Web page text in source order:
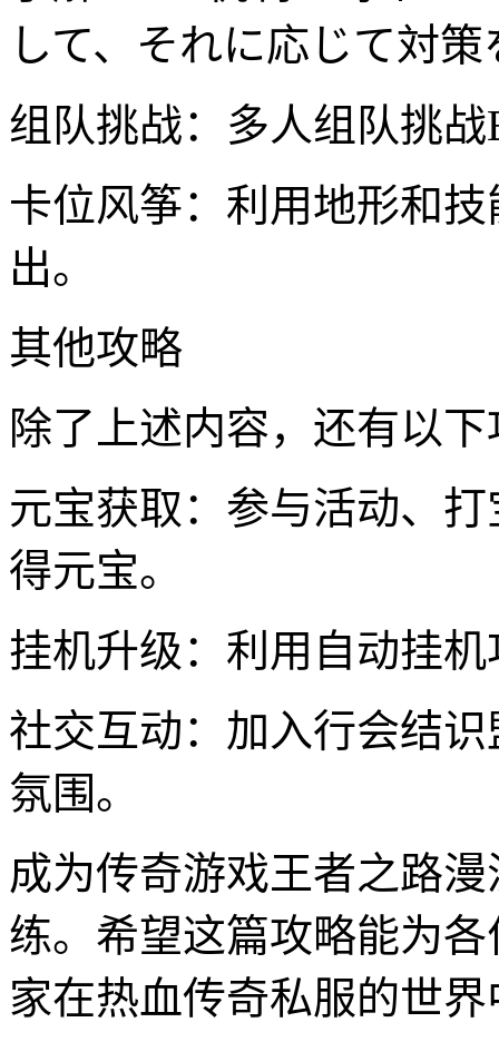
して、それに応じて対
组队挑战：多人组队挑
卡位风筝：利用地形和
出。
其他攻略
除了上述内容，还有以
元宝获取：参与活动、
得元宝。
挂机升级：利用自动挂
社交互动：加入行会结
氛围。
成为传奇游戏王者之路
练。希望这篇攻略能为
家在热血传奇私服的世